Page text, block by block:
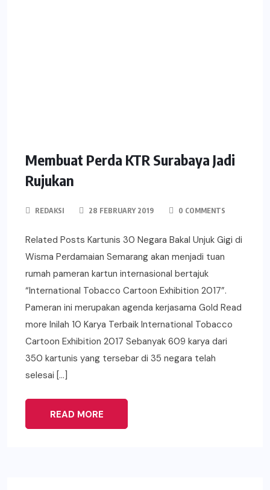
Membuat Perda KTR Surabaya Jadi
Rujukan
REDAKSI 28 FEBRUARY 2019 0 COMMENTS
Related Posts Kartunis 30 Negara Bakal Unjuk Gigi di
Wisma Perdamaian Semarang akan menjadi tuan
rumah pameran kartun internasional bertajuk
“International Tobacco Cartoon Exhibition 2017”.
Pameran ini merupakan agenda kerjasama Gold Read
more Inilah 10 Karya Terbaik International Tobacco
Cartoon Exhibition 2017 Sebanyak 609 karya dari
350 kartunis yang tersebar di 35 negara telah
selesai […]
READ MORE